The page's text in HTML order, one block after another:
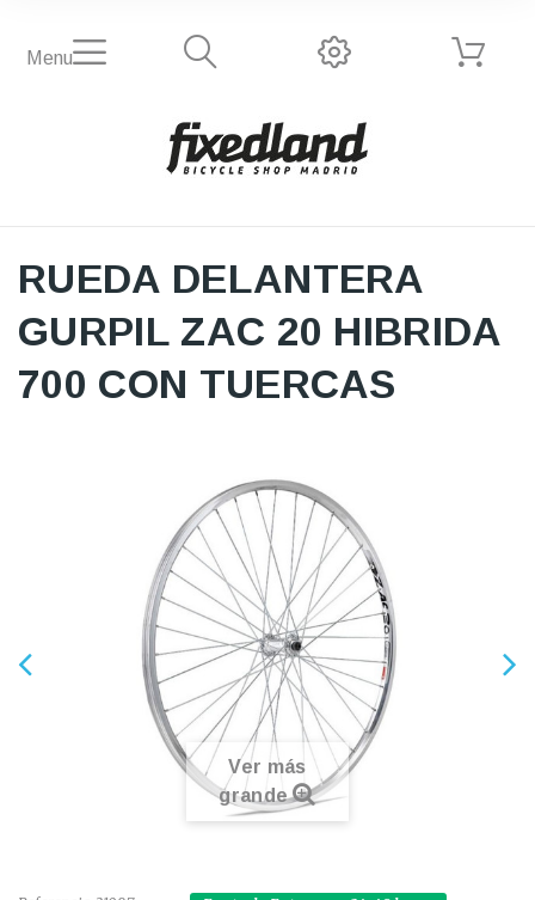
Menu
RUEDA DELANTERA
GURPIL ZAC 20 HIBRIDA
700 CON TUERCAS
Ver más
grande